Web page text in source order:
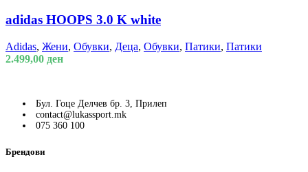
adidas HOOPS 3.0 K white
Adidas, Жени, Обувки, Деца, Обувки, Патики, Патики
2.499,00 ден
Бул. Гоце Делчев бр. 3, Прилеп
contact@lukassport.mk
075 360 100
Брендови